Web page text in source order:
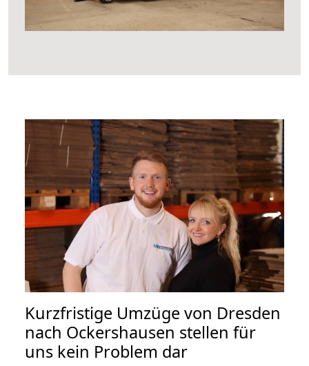
Kurzfristige Umzüge von Dresden
nach Ockershausen stellen für
uns kein Problem dar